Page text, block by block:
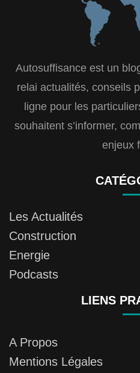
Autosuffisance est un
relai actualités, conseils
ligne pour les
souhaitent s’informer,
enjeux
Les Actualités
Construction
Energie
Podcasts
LIENS
A Propos
Mentions Légales